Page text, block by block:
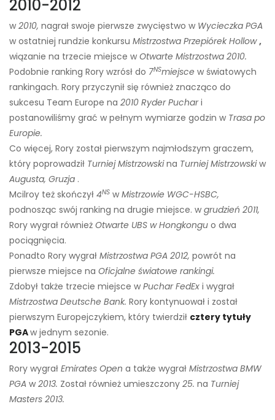
2010-2012
w 2010, nagrał swoje pierwsze zwycięstwo w Wycieczka PGA
w ostatniej rundzie konkursu Mistrzostwa Przepiórek Hollow ,
wiązanie na trzecie miejsce w Otwarte Mistrzostwa 2010.
Podobnie ranking Rory wzrósł do 7NSmiejsce w światowych
rankingach. Rory przyczynił się również znacząco do
sukcesu Team Europe na 2010 Ryder Puchari
postanowiliśmy grać w pełnym wymiarze godzin w Trasa po
Europie.
Co więcej, Rory został pierwszym najmłodszym graczem,
który poprowadził Turniej Mistrzowskina Turniej Mistrzowskiw
Augusta, Gruzja .
Mcilroy też skończył 4NS w Mistrzowie WGC-HSBC,
podnosząc swój ranking na drugie miejsce. w grudzień 2011,
Rory wygrał również Otwarte UBS w Hongkongu o dwa
pociągnięcia.
Ponadto Rory wygrał Mistrzostwa PGA 2012, powrót na
pierwsze miejsce na Oficjalne światowe rankingi.
Zdobył także trzecie miejsce w Puchar FedEx i wygrał
Mistrzostwa Deutsche Bank. Rory kontynuował i został
pierwszym Europejczykiem, który twierdził cztery tytuły
PGAw jednym sezonie.
2013-2015
Rory wygrał Emirates Open a także wygrał Mistrzostwa BMW
PGA w 2013. Został również umieszczony 25. na Turniej
Masters 2013.